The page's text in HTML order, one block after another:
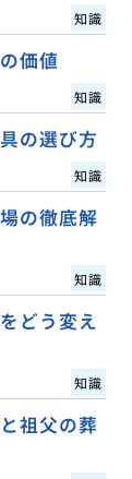
知識
価値
知識
の選び方
知識
の徹底解
知識
どう変え
知識
祖父の葬